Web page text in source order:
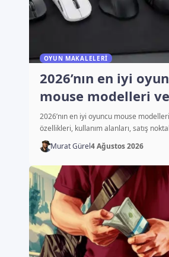
OYUN MAKALELERI
2026’nın en iyi
mouse modelleri
fiyatları
2026’nın en iyi oyuncu mouse
özellikleri, kullanım alanları, satış
Murat Gürel4 Ağustos 2026